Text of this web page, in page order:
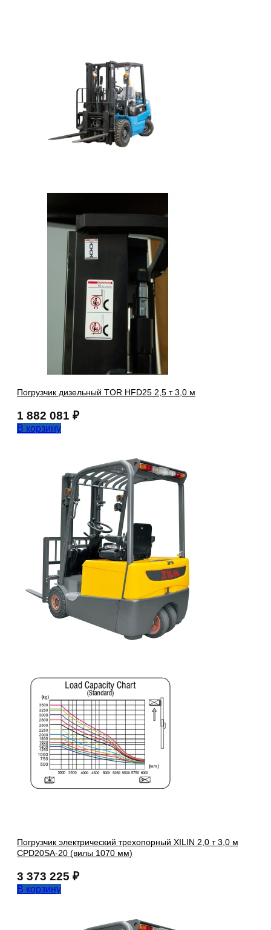
Погрузчик дизельный TOR HFD25 2,5 т 3,0 м
1 882 081 ₽
В корзину
Погрузчик электрический трехопорный XILIN 2,0 т 3,0 м
CPD20SA-20 (вилы 1070 мм)
3 373 225 ₽
В корзину